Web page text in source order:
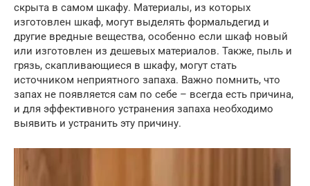
скрыта в самом шкафу. Материалы, из которых
изготовлен шкаф, могут выделять формальдегид и
другие вредные вещества, особенно если шкаф новый
или изготовлен из дешевых материалов. Также, пыль и
грязь, скапливающиеся в шкафу, могут стать
источником неприятного запаха. Важно помнить, что
запах не появляется сам по себе – всегда есть причина,
и для эффективного устранения запаха необходимо
выявить и устранить эту причину.